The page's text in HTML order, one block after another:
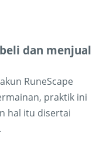
dan menjual
RuneScape
praktik ini
hal itu disertai